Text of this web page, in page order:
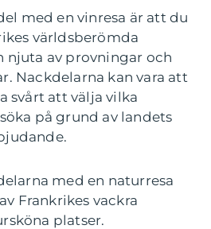
med en vinresa är att du
världsberömda
av provningar och
Nackdelarna kan vara att
svårt att välja vilka
på grund av landets
med en naturresa
Frankrikes vackra
platser.